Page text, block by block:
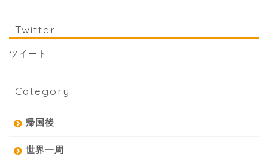
Twitter
ツイート
Category
帰国後
世界一周